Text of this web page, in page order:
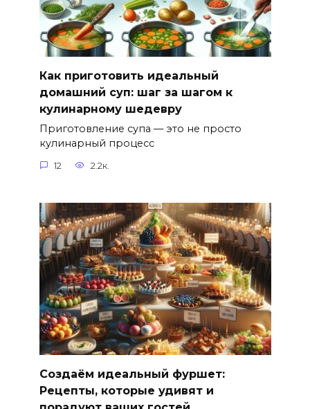
Как приготовить идеальный
домашний суп: шаг за шагом к
кулинарному шедевру
Приготовление супа — это не просто
кулинарный процесс
12 2.2к.
Создаём идеальный фуршет:
Рецепты, которые удивят и